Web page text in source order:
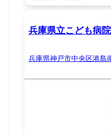
兵庫県立こども病院
兵庫県神戸市中央区港島